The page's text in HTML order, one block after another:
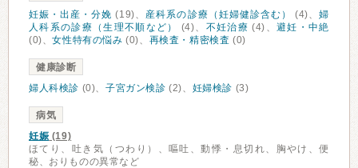
妊娠・出産・分娩 (19)、 産科系の診療（妊婦健診含む） (4)、婦
人科系の診療（生理不順など）
(4)、 不妊治療 (4)、避妊・中絶
(0)、女性特有の悩み (0)、 再検査・精密検査 (0)
健康診断
婦人科検診 (0)、 子宮ガン検診 (2)、 妊婦検診 (3)
病気
妊娠 (19)
ほてり、吐き気（つわり）、嘔吐、動悸・息切れ、胸やけ、便
秘、おりものの異常など